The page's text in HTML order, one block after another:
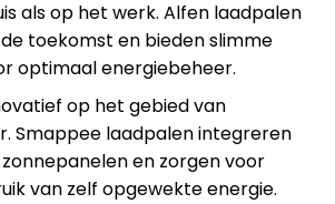
als op het werk. Alfen laadpalen
toekomst en bieden slimme
optimaal energiebeheer.
op het gebied van
Smappee laadpalen integreren
en zorgen voor
van zelf opgewekte energie.